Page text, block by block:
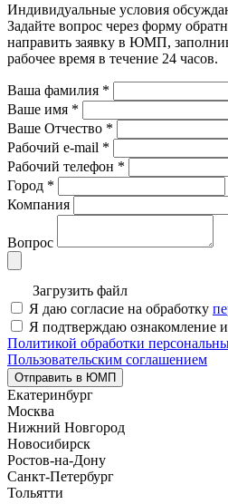
Индивидуальные условия
Задайте вопрос через форму
направить заявку в ЮМП,
рабочее время в течение 24 часов.
Ваша фамилия *
Ваше имя *
Ваше Отчество *
Рабочий e-mail *
Рабочий телефон *
Город *
Компания
Вопрос
Загрузить файл
Я даю согласие на обработку
Я подтверждаю ознакомление и
Политикой обработки
Пользовательским соглашением
Отправить в ЮМП
Екатеринбург
Москва
Нижний Новгород
Новосибирск
Ростов-на-Дону
Санкт-Петербург
Тольятти